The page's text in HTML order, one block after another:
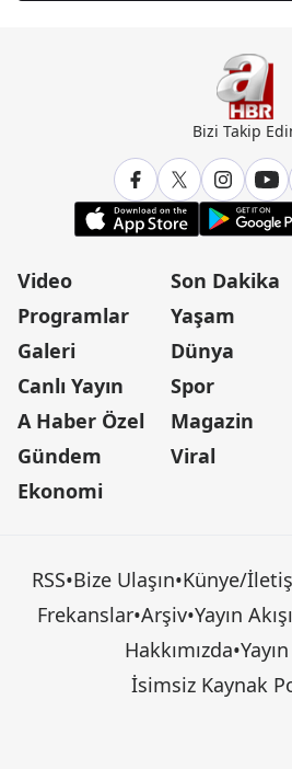
Bizi Takip
Video
Programlar
Galeri
Canlı Yayın
A Haber Özel
Gündem
Ekonomi
Son Dakika
Yaşam
Dünya
Spor
Magazin
Viral
RSS•Bize Ulaşın•Künye/
Frekanslar•Arşiv•Yayın Akışı
Hakkımızda•
İsimsiz Kaynak